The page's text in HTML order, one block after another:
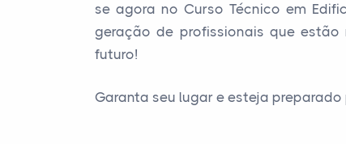
se agora no Curso Técnico em
geração de profissionais que
futuro!
Garanta seu lugar e esteja